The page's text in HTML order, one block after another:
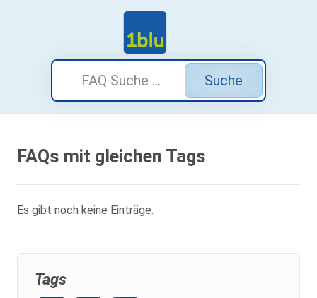
Suche
FAQs mit gleichen Tags
Es gibt noch keine Einträge.
Tags